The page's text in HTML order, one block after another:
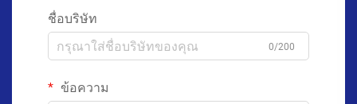
ชื่อบริษัท
0/200
ข้อความ